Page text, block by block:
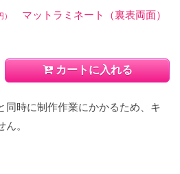
）
マットラミネート（裏表両面）
カートに入れる
同時に制作作業にかかるため、キ
。